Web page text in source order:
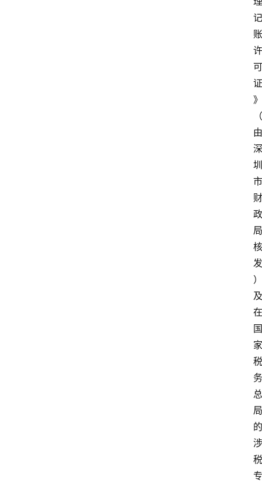
记
账
许
可
证
》
（
由
深
圳
市
财
政
局
核
发
）
及
在
国
家
税
务
总
局
的
涉
税
专